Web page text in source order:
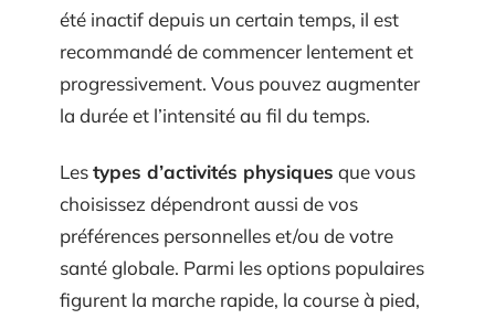
été inactif depuis un certain temps, il est
recommandé de commencer lentement et
progressivement. Vous pouvez augmenter
la durée et l’intensité au fil du temps.
Lestypes d’activités physiques que vous
choisissez dépendront aussi de vos
préférences personnelles et/ou de votre
santé globale. Parmi les options populaires
figurent la marche rapide, la course à pied,